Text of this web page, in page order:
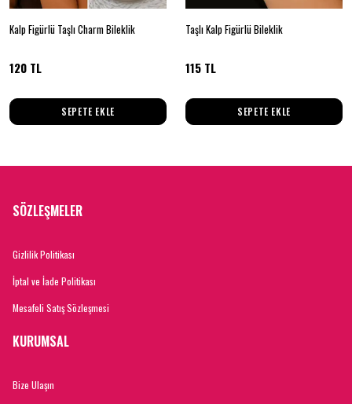
Kalp Figürlü Taşlı Charm Bileklik
120 TL
SEPETE EKLE
Taşlı Kalp Figürlü Bileklik
115 TL
SEPETE EKLE
SÖZLEŞMELER
Gizlilik Politikası
İptal ve İade Politikası
Mesafeli Satış Sözleşmesi
KURUMSAL
Bize Ulaşın